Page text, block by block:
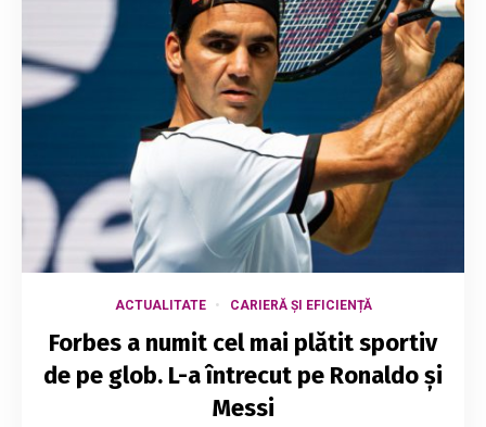
ACTUALITATE CARIERĂ ȘI EFICIENȚĂ
Forbes a numit cel mai plătit sportiv
de pe glob. L-a întrecut pe Ronaldo și
Messi